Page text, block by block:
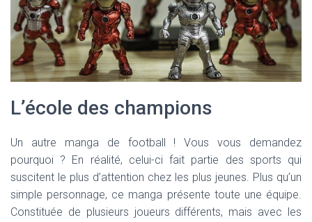
L’école des champions
Un autre manga de football ! Vous vous demandez
pourquoi ? En réalité, celui-ci fait partie des sports qui
suscitent le plus d’attention chez les plus jeunes. Plus qu’un
simple personnage, ce manga présente toute une équipe.
Constituée de plusieurs joueurs différents, mais avec les